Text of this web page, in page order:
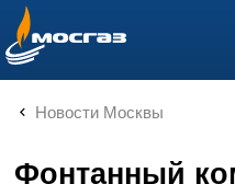
info@mos-gaz.ru
Новости Москвы
Фонтанный